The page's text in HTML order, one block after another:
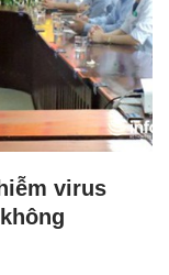
virus